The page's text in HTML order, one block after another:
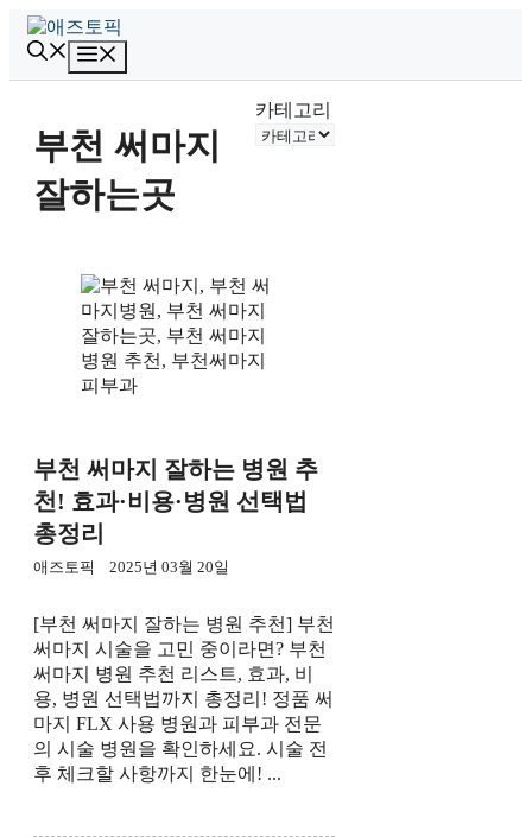
뉴
부천 써마지
잘하는곳
카테고리
부천 써마지 잘하는 병원 추
천! 효과·비용·병원 선택법
총정리
애즈토픽 2025년 03월 20일
[부천 써마지 잘하는 병원 추천] 부천
써마지 시술을 고민 중이라면? 부천
써마지 병원 추천 리스트, 효과, 비
용, 병원 선택법까지 총정리! 정품 써
마지 FLX 사용 병원과 피부과 전문
의 시술 병원을 확인하세요. 시술 전
후 체크할 사항까지 한눈에! ...